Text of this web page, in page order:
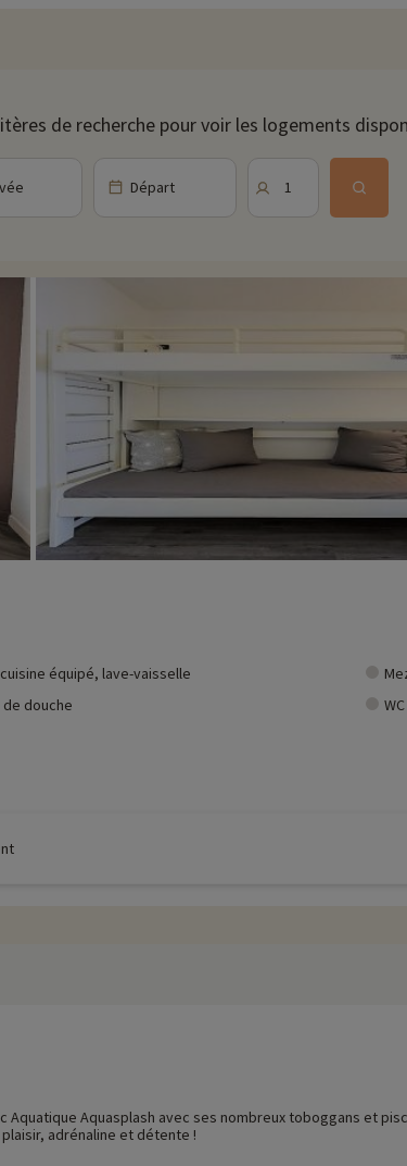
!
qu'un bon restaurant en famille… Vous pourrez en
bonne glace ou d'un cocktail ? Rendez-vous au bar !
La commune offre un cadre naturel spectaculaire avec
ou encore vos activités nautiques, la plage de
à proximité de nos hébergements : zoo, aquarium...Si
les découvrir
de recherche pour voir les logements
Départ 1
équipé, lave-vaisselle
de douche
Aquatique Aquasplash avec ses nombreux toboggans et
adrénaline et détente !